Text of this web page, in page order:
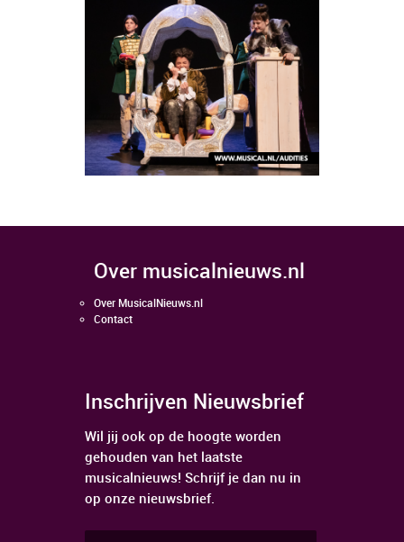
over musicalnieuws.nl
Over MusicalNieuws.nl
Contact
Inschrijven Nieuwsbrief
Wil jij ook op de hoogte worden
gehouden van het laatste
musicalnieuws! Schrijf je dan nu in
op onze nieuwsbrief.